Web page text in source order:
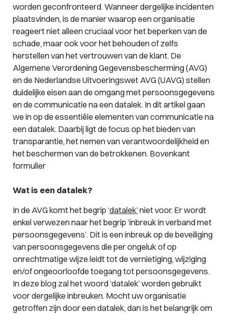
worden geconfronteerd. Wanneer dergelijke incidenten
plaatsvinden, is de manier waarop een organisatie
reageert niet alleen cruciaal voor het beperken van de
schade, maar ook voor het behouden of zelfs
herstellen van het vertrouwen van de klant. De
Algemene Verordening Gegevensbescherming (AVG)
en de Nederlandse Uitvoeringswet AVG (UAVG) stellen
duidelijke eisen aan de omgang met persoonsgegevens
en de communicatie na een datalek. In dit artikel gaan
we in op de essentiële elementen van communicatie na
een datalek. Daarbij ligt de focus op het bieden van
transparantie, het nemen van verantwoordelijkheid en
het beschermen van de betrokkenen. Bovenkant
formulier
Wat is een datalek?
In de AVG komt het begrip ‘datalek’niet voor. Er wordt
enkel verwezen naar het begrip ‘inbreuk in verband met
persoonsgegevens’. Dit is een inbreuk op de beveiliging
van persoonsgegevens die per ongeluk of op
onrechtmatige wijze leidt tot de vernietiging, wijziging
en/of ongeoorloofde toegang tot persoonsgegevens.
In deze blog zal het woord ‘datalek’ worden gebruikt
voor dergelijke inbreuken. Mocht uw organisatie
getroffen zijn door een datalek, dan is het belangrijk om